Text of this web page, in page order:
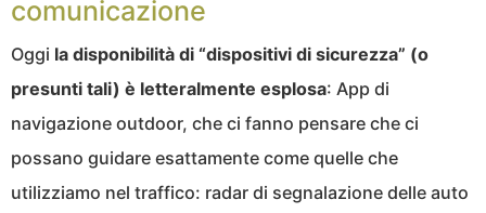
comunicazione
Oggi la disponibilità di “dispositivi di sicurezza” (o
presunti tali) è letteralmente esplosa: App di
navigazione outdoor, che ci fanno pensare che ci
possano guidare esattamente come quelle che
utilizziamo nel traffico: radar di segnalazione delle auto